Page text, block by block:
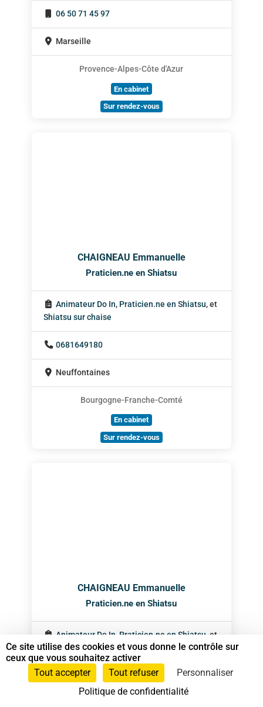
06 50 71 45 97
Marseille
Provence-Alpes-Côte d'Azur
En cabinet
Sur rendez-vous
CHAIGNEAU Emmanuelle
Praticien.ne en Shiatsu
Animateur Do In, Praticien.ne en Shiatsu, et
Shiatsu sur chaise
0681649180
Neuffontaines
Bourgogne-Franche-Comté
En cabinet
Sur rendez-vous
CHAIGNEAU Emmanuelle
Praticien.ne en Shiatsu
Animateur Do In Praticien.ne en Shiatsu , et
Shiatsu sur chaise
0681649180
Ce site utilise des cookies et vous donne le contrôle sur
ceux que vous souhaitez activer
Tout accepter
Tout refuser
Personnaliser
Politique de confidentialité